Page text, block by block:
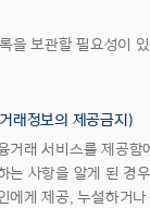
을 보관할 필요성이
래정보의 제공금지)
거래 서비스를 제공함
는 사항을 알게 된 경
에게 제공, 누설하거